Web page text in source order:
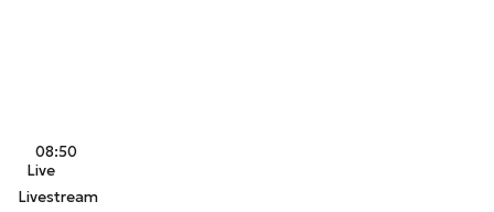
08:50
Live
Livestream